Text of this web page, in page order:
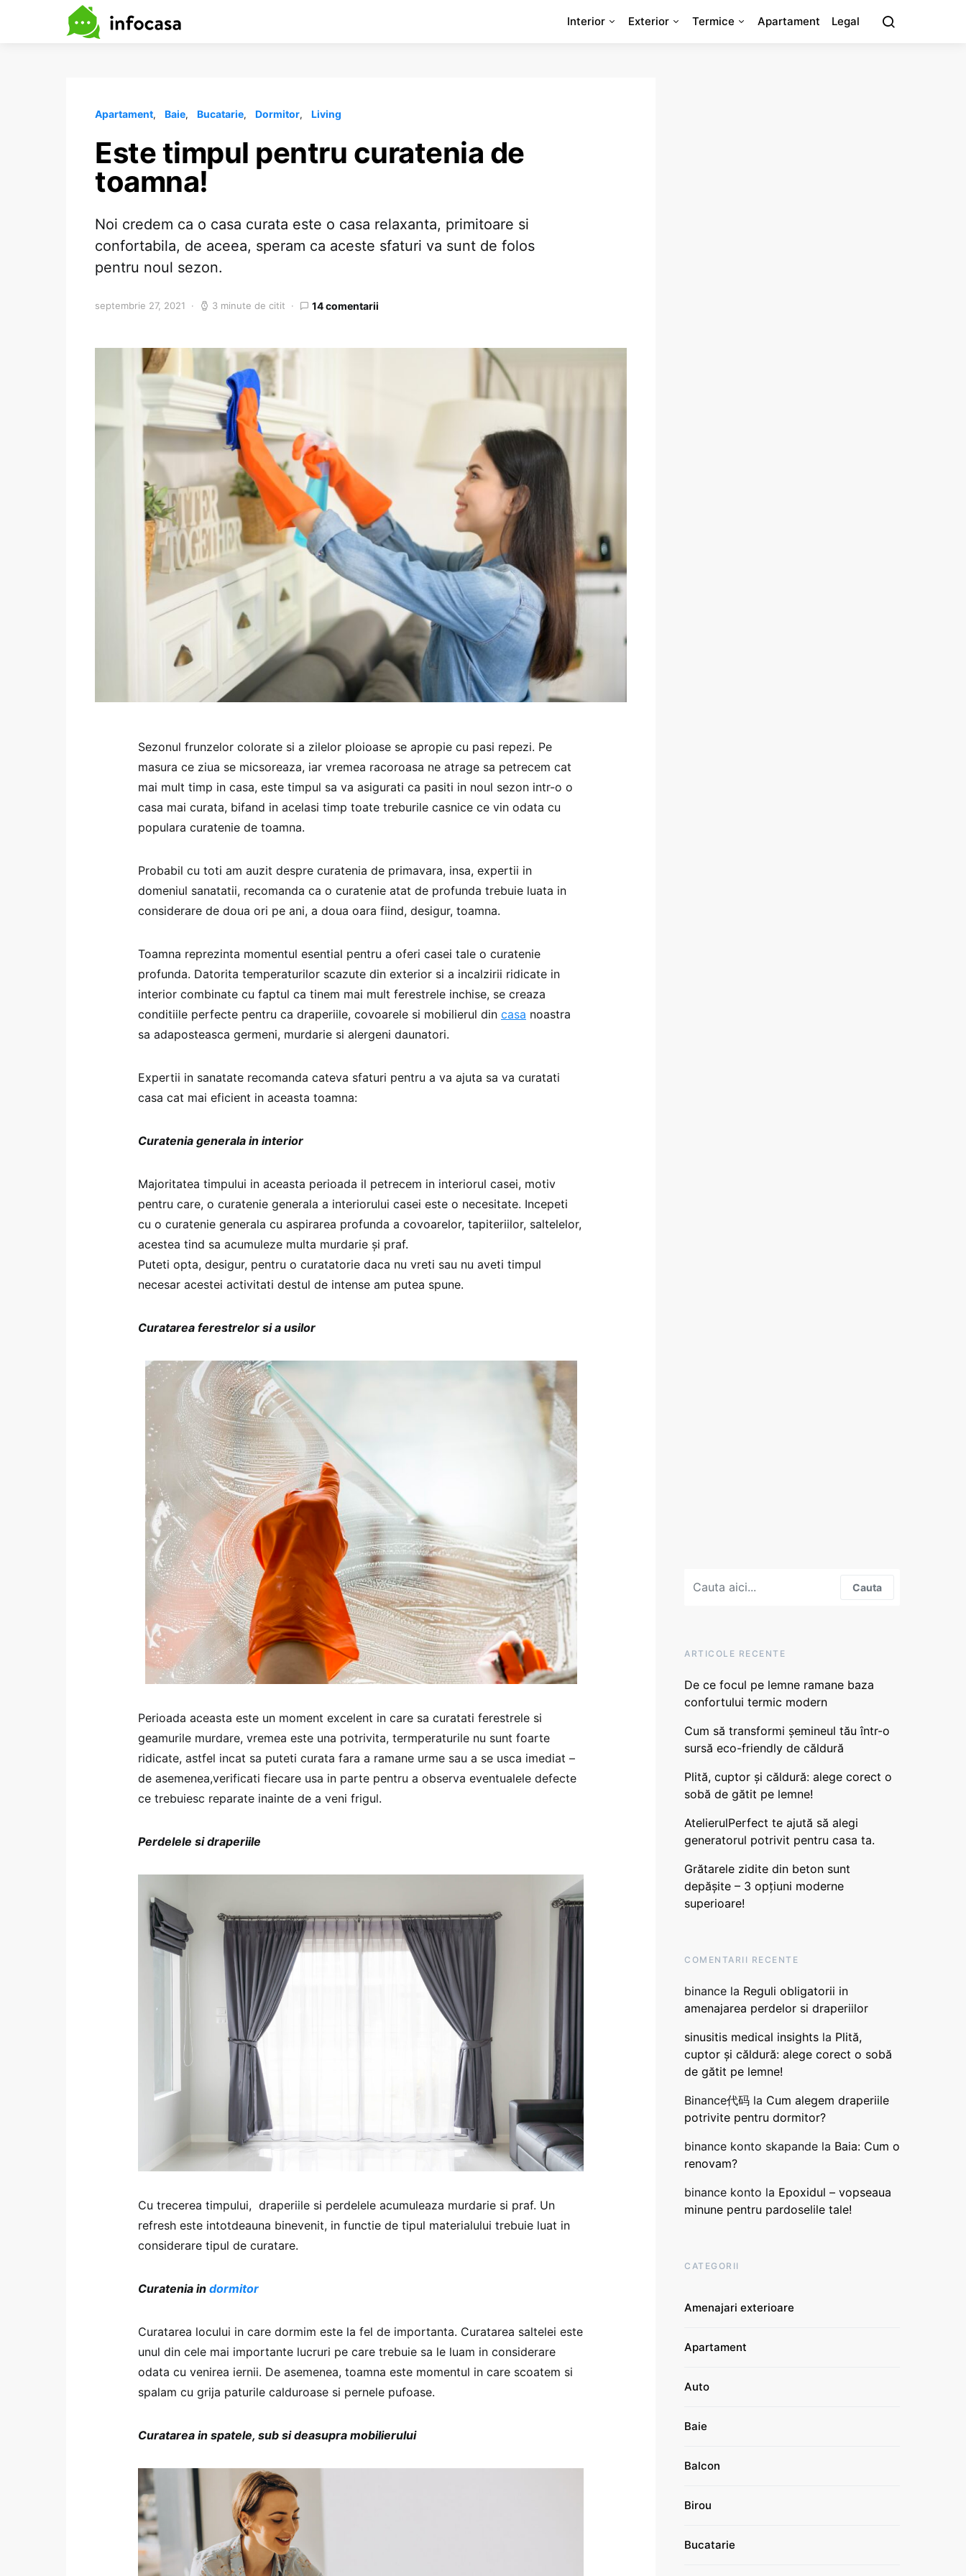
Interior Exterior Termice Apartament Legal
Apartament Baie Bucatarie Dormitor Living
Este timpul pentru curatenia de
toamna!
Noi credem ca o casa curata este o casa relaxanta, primitoare si
confortabila, de aceea, speram ca aceste sfaturi va sunt de folos
pentru noul sezon.
septembrie 27, 2021 3 minute de citit 14 comentarii
Sezonul frunzelor colorate si a zilelor ploioase se apropie cu pasi repezi. Pe
masura ce ziua se micsoreaza, iar vremea racoroasa ne atrage sa petrecem cat
mai mult timp in casa, este timpul sa va asigurati ca pasiti in noul sezon intr-o o
casa mai curata, bifand in acelasi timp toate treburile casnice ce vin odata cu
populara curatenie de toamna.
Probabil cu toti am auzit despre curatenia de primavara, insa, expertii in
domeniul sanatatii, recomanda ca o curatenie atat de profunda trebuie luata in
considerare de doua ori pe ani, a doua oara fiind, desigur, toamna.
Toamna reprezinta momentul esential pentru a oferi casei tale o curatenie
profunda. Datorita temperaturilor scazute din exterior si a incalzirii ridicate in
interior combinate cu faptul ca tinem mai mult ferestrele inchise, se creaza
conditiile perfecte pentru ca draperiile, covoarele si mobilierul din casa noastra
sa adaposteasca germeni, murdarie si alergeni daunatori.
Expertii in sanatate recomanda cateva sfaturi pentru a va ajuta sa va curatati
casa cat mai eficient in aceasta toamna:
Curatenia generala in interior
Majoritatea timpului in aceasta perioada il petrecem in interiorul casei, motiv
pentru care, o curatenie generala a interiorului casei este o necesitate. Incepeti
cu o curatenie generala cu aspirarea profunda a covoarelor, tapiteriilor, saltelelor,
acestea tind sa acumuleze multa murdarie și praf.
Puteti opta, desigur, pentru o curatatorie daca nu vreti sau nu aveti timpul
necesar acestei activitati destul de intense am putea spune.
Curatarea ferestrelor si a usilor
Perioada aceasta este un moment excelent in care sa curatati ferestrele si
geamurile murdare, vremea este una potrivita, termperaturile nu sunt foarte
ridicate, astfel incat sa puteti curata fara a ramane urme sau a se usca imediat –
de asemenea,verificati fiecare usa in parte pentru a observa eventualele defecte
ce trebuiesc reparate inainte de a veni frigul.
Perdelele si draperiile
Cu trecerea timpului, draperiile si perdelele acumuleaza murdarie si praf. Un
refresh este intotdeauna binevenit, in functie de tipul materialului trebuie luat in
considerare tipul de curatare.
Curatenia in dormitor
Curatarea locului in care dormim este la fel de importanta. Curatarea saltelei este
unul din cele mai importante lucruri pe care trebuie sa le luam in considerare
odata cu venirea iernii. De asemenea, toamna este momentul in care scoatem si
spalam cu grija paturile calduroase si pernele pufoase.
Curatarea in spatele, sub si deasupra mobilierului
Cauta
ARTICOLE RECENTE
De ce focul pe lemne ramane baza
confortului termic modern
Cum să transformi șemineul tău într-o
sursă eco-friendly de căldură
Plită, cuptor și căldură: alege corect o
sobă de gătit pe lemne!
AtelierulPerfect te ajută să alegi
generatorul potrivit pentru casa ta.
Grătarele zidite din beton sunt
depășite – 3 opțiuni moderne
superioare!
COMENTARII RECENTE
binance la Reguli obligatorii in
amenajarea perdelor si draperiilor
sinusitis medical insights la Plită,
cuptor și căldură: alege corect o sobă
de gătit pe lemne!
Binance代码 la Cum alegem draperiile
potrivite pentru dormitor?
binance konto skapande la Baia: Cum o
renovam?
binance konto la Epoxidul – vopseaua
minune pentru pardoselile tale!
CATEGORII
Amenajari exterioare
Apartament
Auto
Baie
Balcon
Birou
Bucatarie